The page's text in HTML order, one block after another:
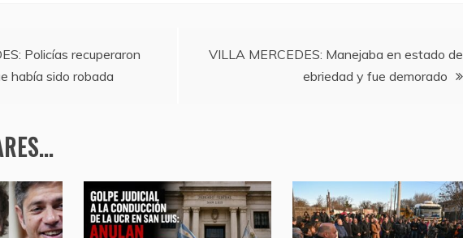
A
p
Policías recuperaron
había sido robada
VILLA MERCEDES: Manejaba en estado de
ebriedad y fue demorado